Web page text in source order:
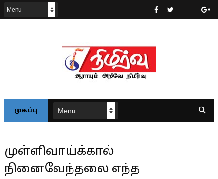
முகப்பு
முள்ளிவாய்க்கால்
நினைவேந்தலை எந்த